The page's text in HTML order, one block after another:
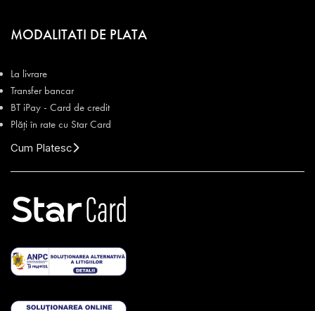
MODALITATI DE PLATA
La livrare
Transfer bancar
BT iPay - Card de credit
Plăți în rate cu Star Card
Cum Platesc